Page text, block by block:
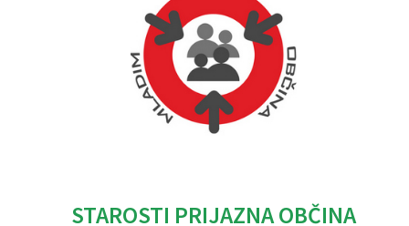
STAROSTI PRIJAZNA OBČINA